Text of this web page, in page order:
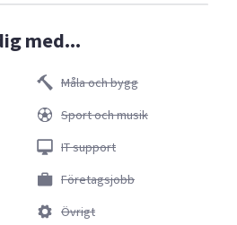
med...
Måla och bygg
Sport och musik
IT support
Företagsjobb
Övrigt